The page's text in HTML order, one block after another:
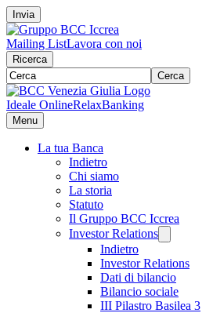
Invia
Mailing ListLavora con noi
Ricerca
Cerca
Ideale OnlineRelaxBanking
Menu
La tua Banca
Indietro
Chi siamo
La storia
Statuto
Il Gruppo BCC Iccrea
Investor Relations
Indietro
Investor Relations
Dati di bilancio
Bilancio sociale
III Pilastro Basilea 3